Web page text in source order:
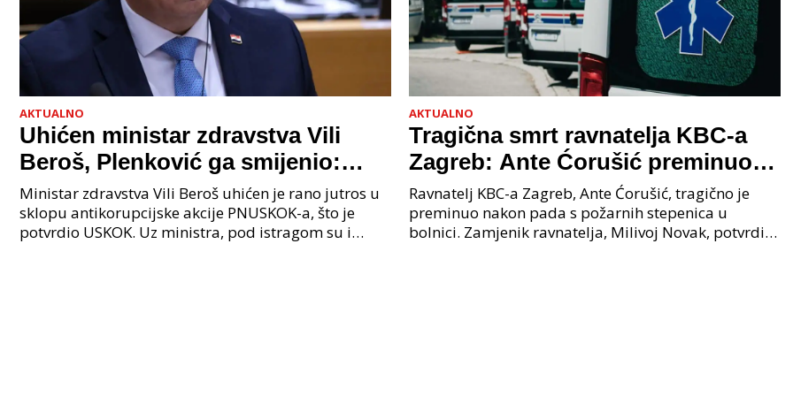
AKTUALNO
Uhićen ministar zdravstva Vili
Beroš, Plenković ga smijenio:
Istraga USKOK-a zbog korupcije
Ministar zdravstva Vili Beroš uhićen je rano jutros u
sklopu antikorupcijske akcije PNUSKOK-a, što je
potvrdio USKOK. Uz ministra, pod istragom su i
AKTUALNO
Tragična smrt ravnatelja KBC-a
Zagreb: Ante Ćorušić preminuo
nakon pada u bolnici, policija na
mjestu događaja
Ravnatelj KBC-a Zagreb, Ante Ćorušić, tragično je
preminuo nakon pada s požarnih stepenica u
bolnici. Zamjenik ravnatelja, Milivoj Novak, potvrdio